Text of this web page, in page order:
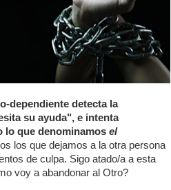
dependiente detecta la
su ayuda", e intenta
lo que denominamos el
los que dejamos a la otra persona
de culpa. Sigo atado/a a esta
voy a abandonar al Otro?